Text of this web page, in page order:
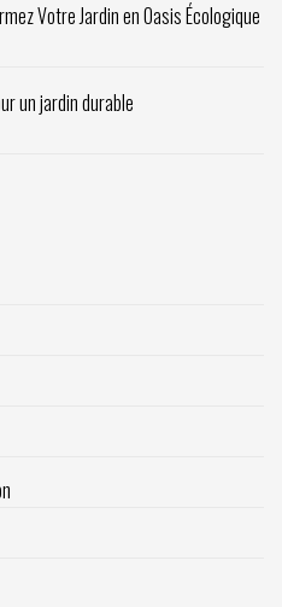
Votre Jardin en Oasis Écologique
un jardin durable